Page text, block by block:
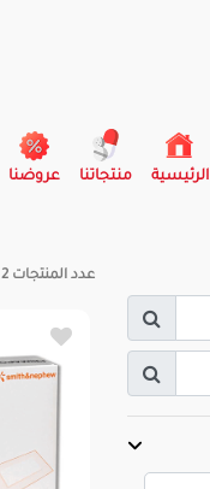
الرئيسية
(current) منتجاتنا عروضنا
عدد المنتجات 2